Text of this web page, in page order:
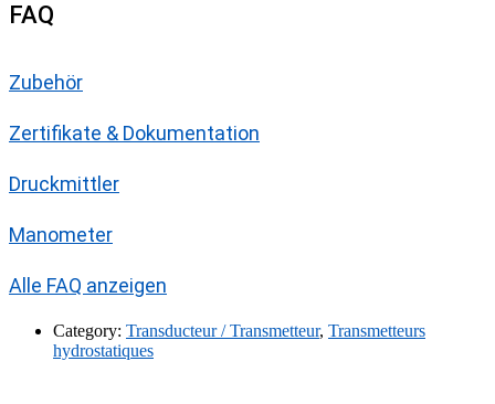
FAQ
Zubehör
Zertifikate & Dokumentation
Druckmittler
Manometer
Alle FAQ anzeigen
Category: Transducteur / Transmetteur, Transmetteurs
hydrostatiques